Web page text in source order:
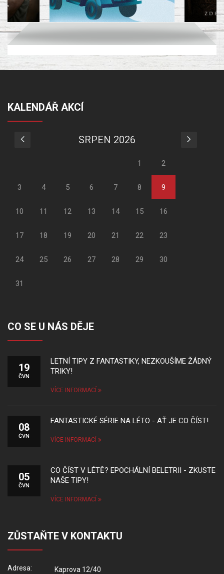
KALENDÁŘ AKCÍ
SRPEN 2026
1 2
3 4 5 6 7 8 9
10 11 12 13 14 15 16
17 18 19 20 21 22 23
24 25 26 27 28 29 30
31
CO SE U NÁS DĚJE
19
ČVN
LETNÍ TIPY Z FANTASTIKY, NEZKOUŠÍME ŽÁDNÝ
TRIKY!
VÍCE INFORMACÍ
08
ČVN
FANTASTICKÉ SÉRIE NA LÉTO - AŤ JE CO ČÍST!
VÍCE INFORMACÍ
05
ČVN
CO ČÍST V LÉTĚ? EPOCHÁLNÍ BELETRII - ZKUSTE
NAŠE TIPY!
VÍCE INFORMACÍ
ZŮSTAŇTE V KONTAKTU
Adresa:
Kaprova 12/40